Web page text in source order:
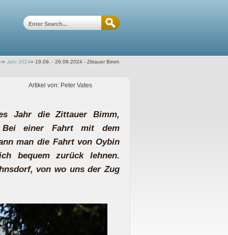
»Jahr 2024» 19.09. - 26.09.2024 - Zittauer Bimm
Artikel von: Peter Vates
Jahr die Zittauer Bimm,
Bei einer Fahrt mit dem
man die Fahrt von Oybin
bequem zurück lehnen.
von wo uns der Zug